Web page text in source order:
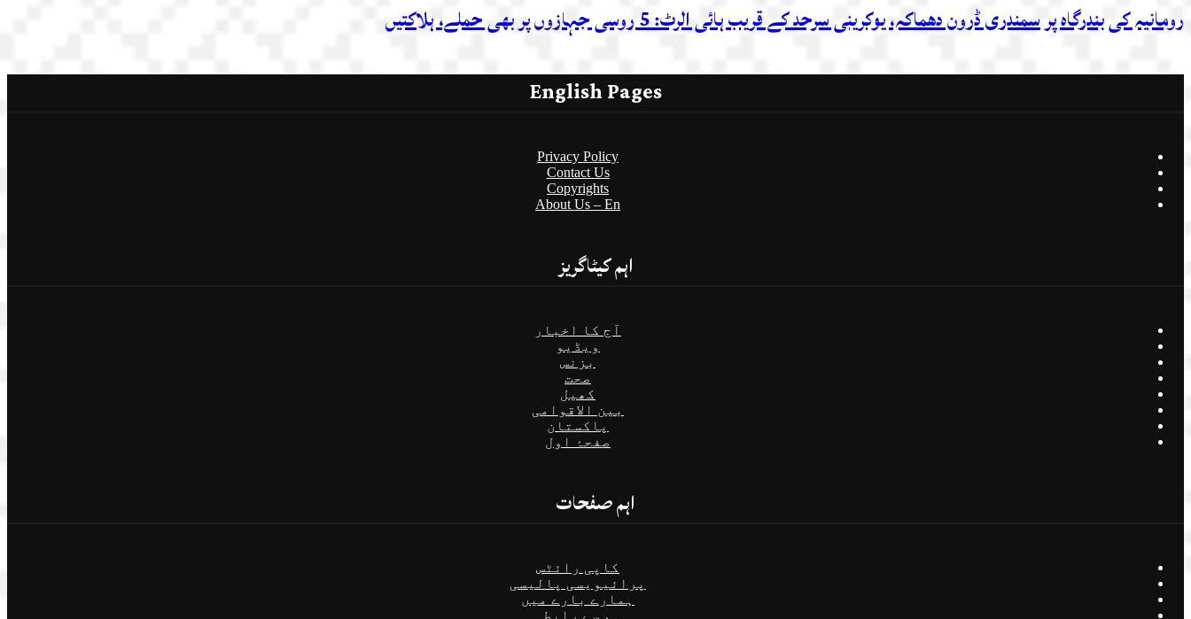
رومانیہ کی بندرگاہ پر سمندری ڈرون دھماکہ، یوکرینی سرحد کے قریب ہائی الرٹ: 5 روسی جہازوں پر بھی حملے، ہلاکتیں
English Pages
Privacy Policy
Contact Us
Copyrights
About Us – En
اہم کیٹاگریز
آج کا اخبار
ویڈیو
بزنس
صحت
کھیل
بین الاقوامی
پاکستان
صفحۂ اول
اہم صفحات
کاپی رائٹس
پرائیویسی پالیسی
ہمارے بارے میں
ہم سے رابطہ